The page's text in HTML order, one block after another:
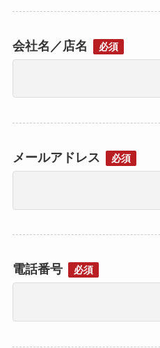
会社名／店名 必須
メールアドレス 必須
電話番号 必須